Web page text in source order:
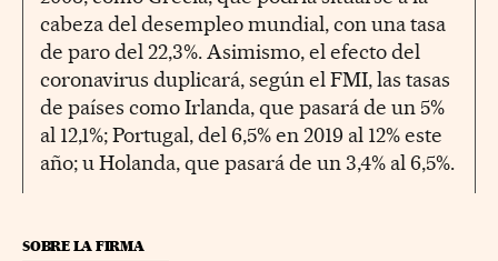
cabeza del desempleo mundial, con una tasa
de paro del 22,3%. Asimismo, el efecto del
coronavirus duplicará, según el FMI, las tasas
de países como Irlanda, que pasará de un 5%
al 12,1%; Portugal, del 6,5% en 2019 al 12% este
año; u Holanda, que pasará de un 3,4% al 6,5%.
SOBRE LA FIRMA